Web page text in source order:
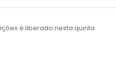
é liberado nesta quinta